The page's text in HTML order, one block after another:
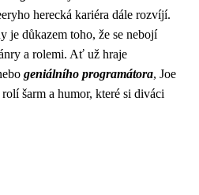
herecká kariéra dále rozvíjí.
je důkazem toho, že se nebojí
a rolemi. Ať už hraje
geniálního programátora, Joe
šarm a humor, které si diváci